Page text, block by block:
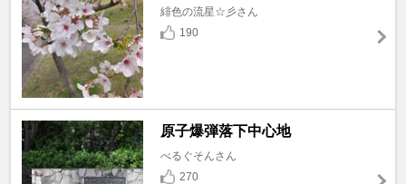
緋色の流星☆彡さん
190
原子爆弾落下中心地
べるぐそんさん
270